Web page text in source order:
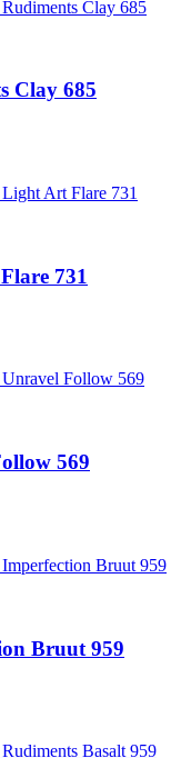
Clay 685
731
569
Bruut 959